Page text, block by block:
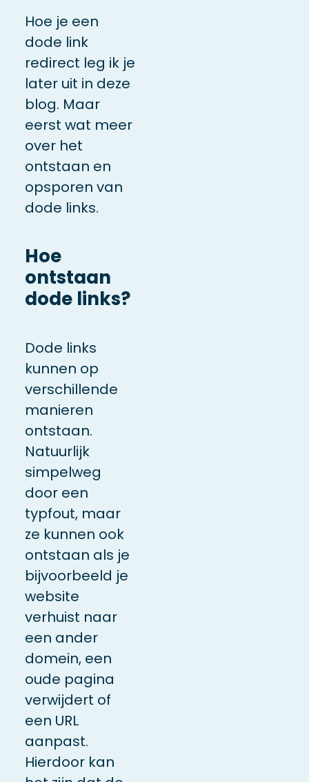
Hoe je een
dode link
redirect leg ik je
later uit in deze
blog. Maar
eerst wat meer
over het
ontstaan en
opsporen van
dode links.
Hoe
ontstaan
dode links?
Dode links
kunnen op
verschillende
manieren
ontstaan.
Natuurlijk
simpelweg
door een
typfout, maar
ze kunnen ook
ontstaan als je
bijvoorbeeld je
website
verhuist naar
een ander
domein, een
oude pagina
verwijdert of
een URL
aanpast.
Hierdoor kan